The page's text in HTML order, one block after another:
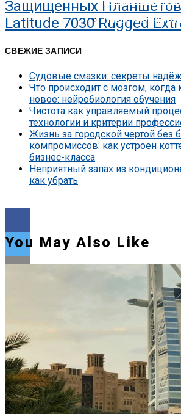
Представлена
Защищенных
Latitude 7030 Rugged
СВЕЖИЕ ЗАПИСИ
Судовые смазки: секреты
Что происходит с мозгом,
новое: нейробиология обучения
Чистота как управляемый
технологии и критерии
Жизнь за городской чертой без
компромиссов: как устроен
бизнес-класса
Неприятный запах из
как убрать
Pinterest
Whatsapp
You May Also Like